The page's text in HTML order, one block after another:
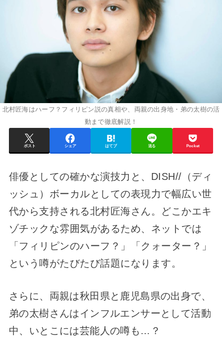
北村匠海はハーフ？フィリピン説の真相や、両親の出身地・弟の太樹の活
動まで徹底解説！
ポスト シェア はてブ 送る Pocket
俳優としての確かな演技力と、DISH//（ディ
ッシュ）ボーカルとしての表現力で幅広い世
代から支持される北村匠海さん。どこかエキ
ゾチックな雰囲気があるため、ネットでは
「フィリピンのハーフ？」「クォーター？」
という噂がたびたび話題になります。
さらに、両親は秋田県と鹿児島県の出身で、
弟の太樹さんはインフルエンサーとして活動
中、いとこには芸能人の噂も…？